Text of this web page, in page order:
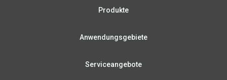
Produkte
Anwendungsgebiete
Serviceangebote